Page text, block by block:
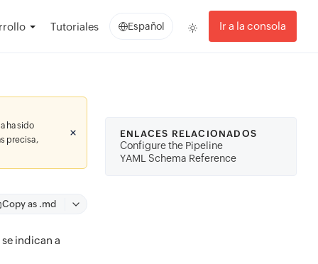
Tutoriales Español Ir a la consola
ha sido
precisa,
Copy as .md
indican a
ENLACES RELACIONADOS
Configure the Pipeline
YAML Schema Reference